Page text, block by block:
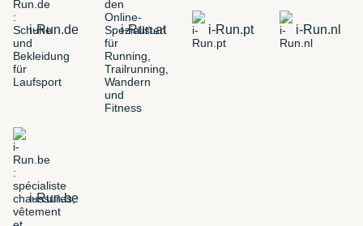
i-Run.de i-Run.at i-Run.pt i-Run.nl
i-Run.be